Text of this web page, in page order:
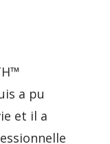
a pu
et il a